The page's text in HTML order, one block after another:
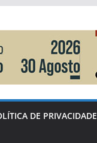
DE PRIVACIDADE